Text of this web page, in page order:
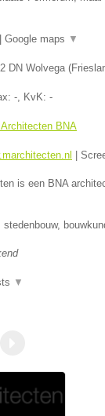
Google maps ▼
DN Wolvega(
-, KvK: -
BNA
is een BNA
▼